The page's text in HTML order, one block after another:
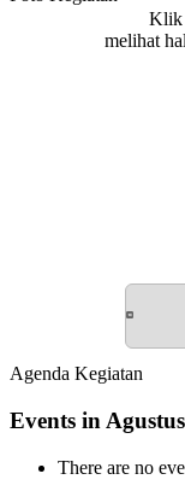
Klik
melihat
Agenda Kegiatan
Events in
There are no